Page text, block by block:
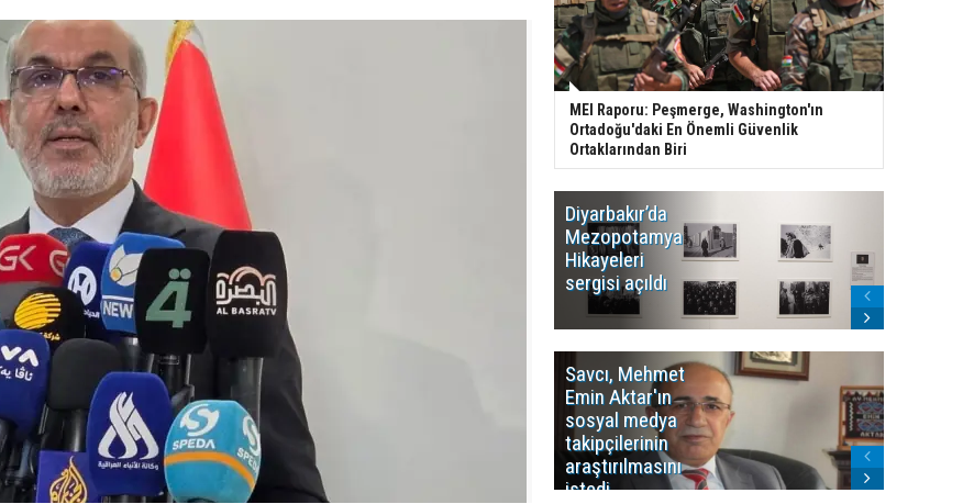
MEI Raporu: Peşmerge, Washington'ın
Ortadoğu'daki En Önemli Güvenlik
Ortaklarından Biri
Diyarbakır’da
Mezopotamya
Hikayeleri
sergisi açıldı
Savcı, Mehmet
Emin Aktar'ın
sosyal medya
takipçilerinin
araştırılmasını
istedi